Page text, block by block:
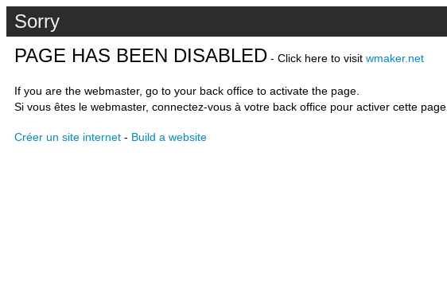
Sorry
PAGE HAS BEEN DISABLED - Click here to visit wmaker.net
If you are the webmaster, go to your back office to activate the page.
Si vous êtes le webmaster, connectez-vous à votre back office pour activer cette page.
Créer un site internet - Build a website